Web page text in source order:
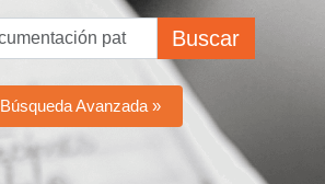
Buscar
Búsqueda Avanzada »